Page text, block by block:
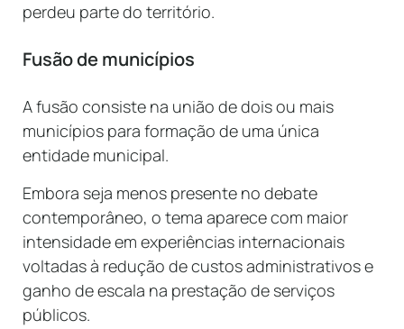
perdeu parte do território.
Fusão de municípios
A fusão consiste na união de dois ou mais
municípios para formação de uma única
entidade municipal.
Embora seja menos presente no debate
contemporâneo, o tema aparece com maior
intensidade em experiências internacionais
voltadas à redução de custos administrativos e
ganho de escala na prestação de serviços
públicos.